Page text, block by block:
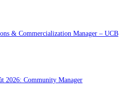
& Commercialization Manager – UCB
2026: Community Manager